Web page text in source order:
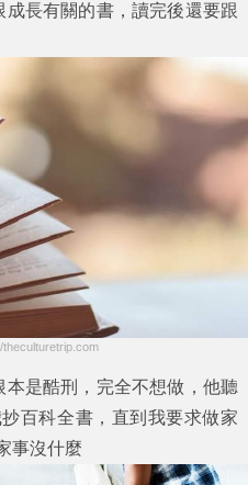
成長有關的書，讀完後還要跟
theculturetrip.com
本是酷刑，完全不想做，他聽
百科全書，直到我要求做家
事沒什麼